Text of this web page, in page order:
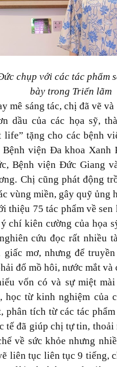
chụp với các tác phẩm
bày trong Triển lãm
mê sáng tác, chị đã vẽ
dầu của các họa sỹ,
life” tặng cho các bệnh
viện Đa khoa Xanh
Bệnh viện Đức Giang
Chị cũng phát động
vùng miền, gây quỹ ủng
thiệu 75 tác phẩm về sen
chí kiên cường của họa
cứu đọc rất nhiều
giấc mơ, nhưng để
đổ mồ hôi, nước mắt và
vốn có và sự miệt mài
học từ kinh nghiệm của
phân tích từ các tác
tế đã giúp chị tự tin,
về sức khỏe nhưng
liên tục liên tục 9 tiếng,